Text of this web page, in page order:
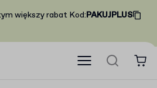
większy rabat Kod:PAKUJPLUS